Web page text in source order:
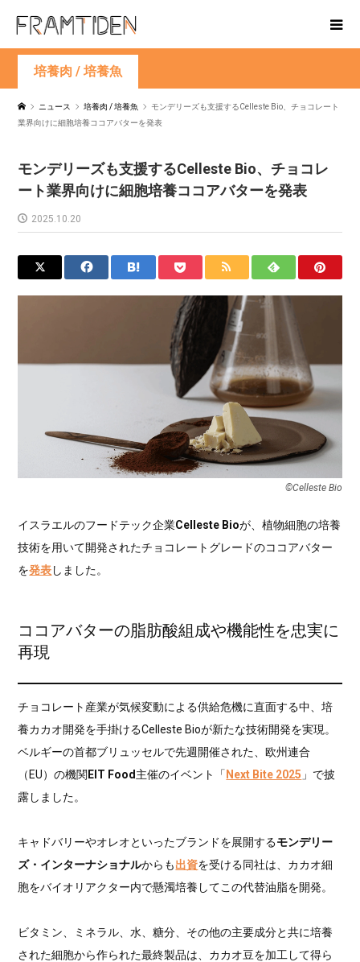
培養肉 / 培養魚
ニュース 培養肉 / 培養魚
モンデリーズも支援するCelleste Bio、チョコレート
業界向けに細胞培養ココアバターを発表
モンデリーズも支援するCelleste Bio、チョコレ
ート業界向けに細胞培養ココアバターを発表
2025.10.20
©Celleste Bio
イスラエルのフードテック企業Celleste Bioが、植物細胞の培養
技術を用いて開発されたチョコレートグレードのココアバター
を発表しました。
ココアバターの脂肪酸組成や機能性を忠実に
再現
チョコレート産業が気候変動による供給危機に直面する中、培
養カカオ開発を手掛けるCelleste Bioが新たな技術開発を実現。
ベルギーの首都ブリュッセルで先週開催された、欧州連合
（EU）の機関 EIT Food 主催のイベント「 Next Bite 2025 」で披
露しました。
キャドバリーやオレオといったブランドを展開するモンデリー
ズ・インターナショナルからも出資を受ける同社は、カカオ細
胞をバイオリアクター内で懸濁培養してこの代替油脂を開発。
ビタミン、ミネラル、水、糖分、その他の主要成分と共に培養
された細胞から作られた最終製品は、カカオ豆を加工して得ら